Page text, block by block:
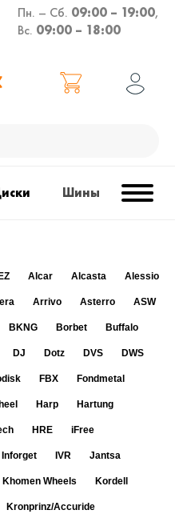
Пн. – Сб. 09:00 – 19:00,
Вс. 09:00 – 18:00
Шины
Alcar Alcasta Alessio
Arrivo Asterro ASW
BKNG Borbet Buffalo
DJ Dotz DVS DWS
FBX Fondmetal
Harp Hartung
HRE iFree
Inforget IVR Jantsa
Khomen Wheels Kordell
Kronprinz/Accuride